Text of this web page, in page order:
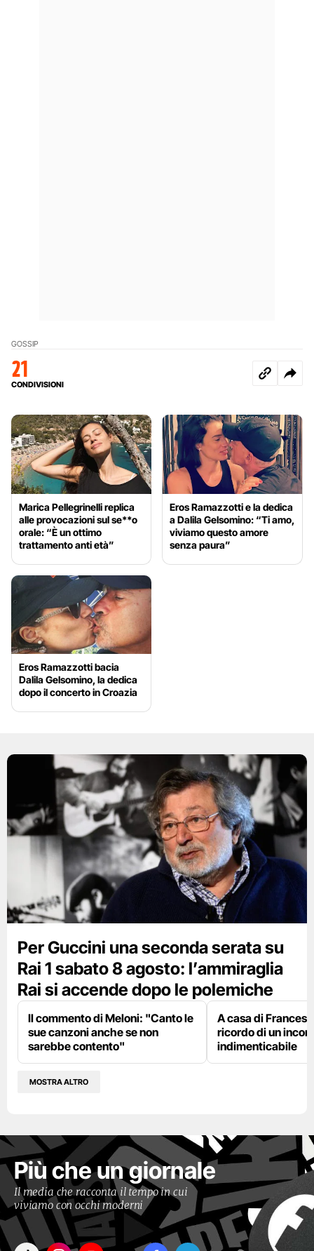
GOSSIP
21
CONDIVISIONI
Marica Pellegrinelli replica
alle provocazioni sul se**o
orale: “È un ottimo
trattamento anti età”
Eros Ramazzotti e la dedica
a Dalila Gelsomino: “Ti amo,
viviamo questo amore
senza paura”
Eros Ramazzotti bacia
Dalila Gelsomino, la dedica
dopo il concerto in Croazia
Per Guccini una seconda serata su
Rai 1 sabato 8 agosto: l’ammiraglia
Rai si accende dopo le polemiche
Il commento di Meloni: "Canto le
sue canzoni anche se non
sarebbe contento"
A casa di
ricordo di un
indimenticabile
MOSTRA ALTRO
Più che un giornale
Il media che racconta il tempo in cui
viviamo con occhi moderni